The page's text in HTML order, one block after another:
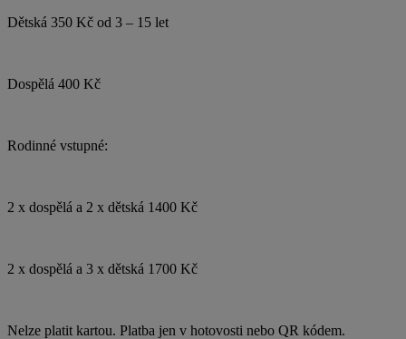
Dětská 350 Kč od 3 – 15 let
Dospělá 400 Kč
Rodinné vstupné:
2 x dospělá a 2 x dětská 1400 Kč
2 x dospělá a 3 x dětská 1700 Kč
Nelze platit kartou. Platba jen v hotovosti nebo QR kódem.